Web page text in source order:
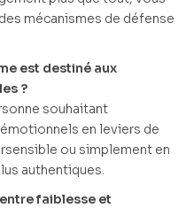
mécanismes de défense
est destiné aux
?
souhaitant
en leviers de
ou simplement en
authentiques.
faiblesse et